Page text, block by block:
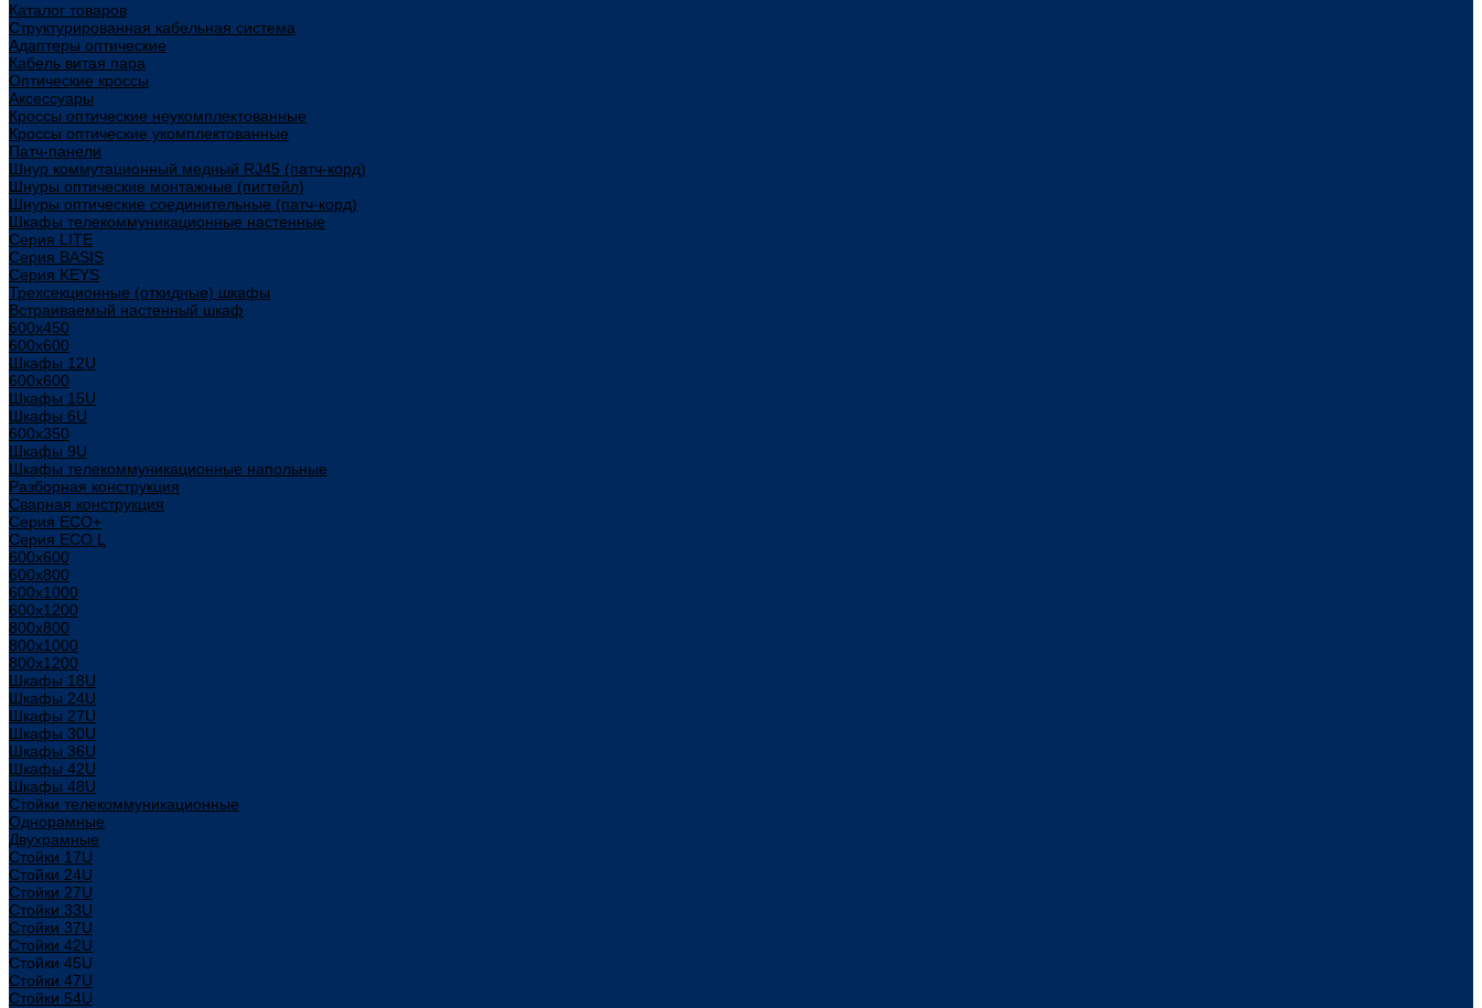
Каталог товаров
Структурированная кабельная система
Адаптеры оптические
Кабель витая пара
Оптические кроссы
Аксессуары
Кроссы оптические неукомплектованные
Кроссы оптические укомплектованные
Патч-панели
Шнур коммутационный медный RJ45 (патч-корд)
Шнуры оптические монтажные (пигтейл)
Шнуры оптические соединительные (патч-корд)
Шкафы телекоммуникационные настенные
Cерия LITE
Cерия BASIS
Cерия KEYS
Трехсекционные (откидные) шкафы
Встраиваемый настенный шкаф
600x450
600x600
Шкафы 12U
600x600
Шкафы 15U
Шкафы 6U
600x350
Шкафы 9U
Шкафы телекоммуникационные напольные
Разборная конструкция
Сварная конструкция
Серия ECO+
Серия ECO L
600x600
600x800
600х1000
600х1200
800x800
800х1000
800х1200
Шкафы 18U
Шкафы 24U
Шкафы 27U
Шкафы 30U
Шкафы 36U
Шкафы 42U
Шкафы 48U
Стойки телекоммуникационные
Однорамные
Двухрамные
Стойки 17U
Стойки 24U
Стойки 27U
Стойки 33U
Стойки 37U
Стойки 42U
Стойки 45U
Стойки 47U
Стойки 54U